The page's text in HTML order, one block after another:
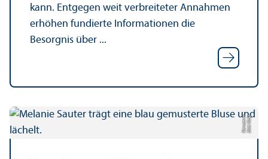
kann. Entgegen weit verbreiteter Annahmen
erhöhen fundierte Informationen die
Besorgnis über ...
Bil
d:
Ni
d
a
K
a
r
u
s
e
r
ci